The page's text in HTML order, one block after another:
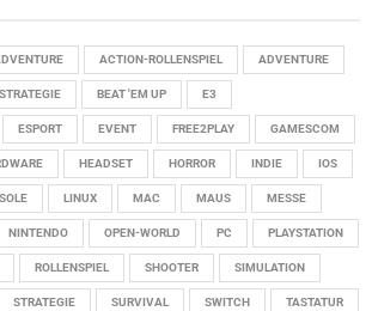
ACTION-ROLLENSPIEL ADVENTURE
BEAT 'EM UP E3
ESPORT EVENT FREE2PLAY GAMESCOM
HEADSET HORROR INDIE IOS
LINUX MAC MAUS MESSE
NINTENDO OPEN-WORLD PC PLAYSTATION
ROLLENSPIEL SHOOTER SIMULATION
STRATEGIE SURVIVAL SWITCH TASTATUR